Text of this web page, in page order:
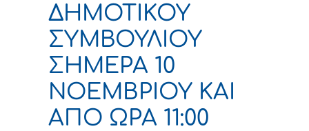
ΔΗΜΟΤΙΚΟΥ
ΣΥΜΒΟΥΛΙΟΥ
ΣΗΜΕΡΑ 10
ΝΟΕΜΒΡΙΟΥ ΚΑΙ
ΑΠΟ ΩΡΑ 11:00